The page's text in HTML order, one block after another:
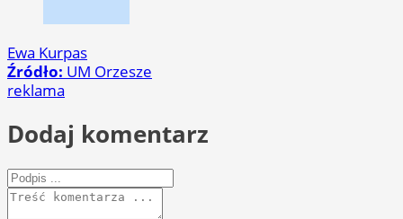
Ewa Kurpas
Źródło: UM Orzesze
reklama
Dodaj komentarz